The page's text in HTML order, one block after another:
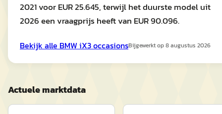
2021 voor EUR 25.645, terwijl het duurste model uit
2026 een vraagprijs heeft van EUR 90.096.
Bekijk alle BMW iX3occasionsBijgewerkt op8 augustus 2026
Actuele marktdata